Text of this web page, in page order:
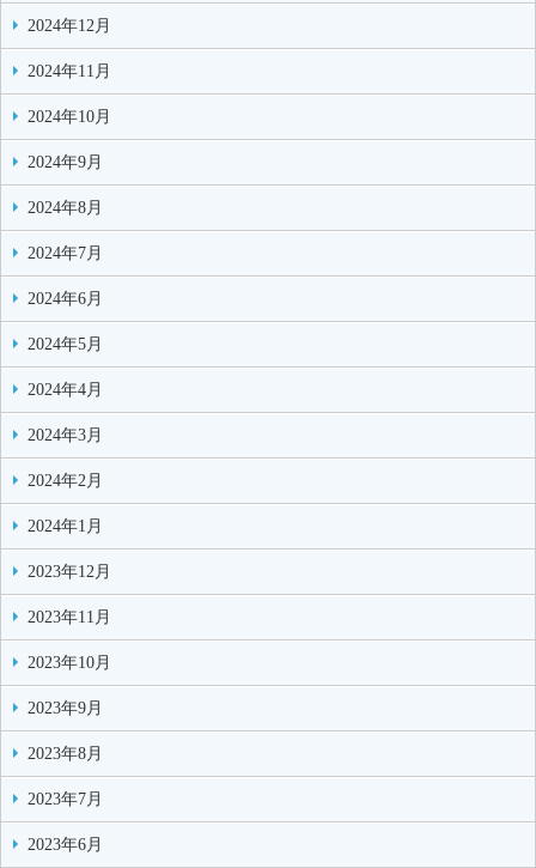
2024年12月
2024年11月
2024年10月
2024年9月
2024年8月
2024年7月
2024年6月
2024年5月
2024年4月
2024年3月
2024年2月
2024年1月
2023年12月
2023年11月
2023年10月
2023年9月
2023年8月
2023年7月
2023年6月